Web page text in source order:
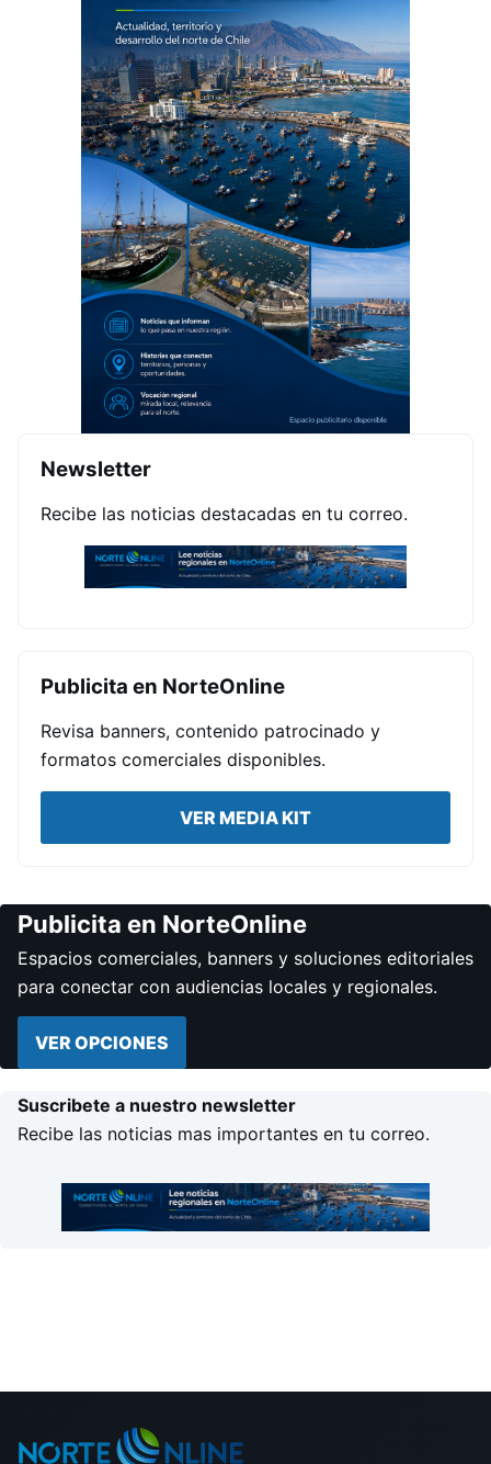
Newsletter
Recibe las noticias destacadas en tu correo.
Publicita en NorteOnline
Revisa banners, contenido patrocinado y
formatos comerciales disponibles.
VER MEDIA KIT
Publicita en NorteOnline
Espacios comerciales, banners y soluciones editoriales
para conectar con audiencias locales y regionales.
VER OPCIONES
Suscribete a nuestro newsletter
Recibe las noticias mas importantes en tu correo.